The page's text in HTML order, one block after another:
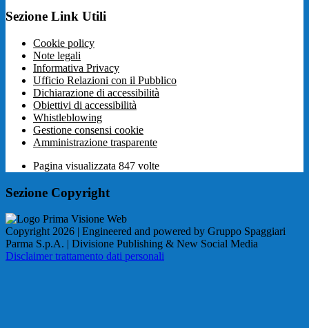
Sezione Link Utili
Cookie policy
Note legali
Informativa Privacy
Ufficio Relazioni con il Pubblico
Dichiarazione di accessibilità
Obiettivi di accessibilità
Whistleblowing
Gestione consensi cookie
Amministrazione trasparente
Pagina visualizzata 847 volte
Sezione Copyright
Copyright 2026 | Engineered and powered by Gruppo Spaggiari
Parma S.p.A. | Divisione Publishing & New Social Media
Disclaimer trattamento dati personali